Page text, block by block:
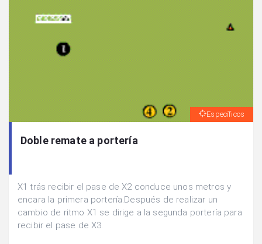
Específicos
Doble remate a portería
X1 trás recibir el pase de X2 conduce unos metros y
encara la primera portería.Después de realizar un
cambio de ritmo X1 se dirige a la segunda portería para
recibir el pase de X3.